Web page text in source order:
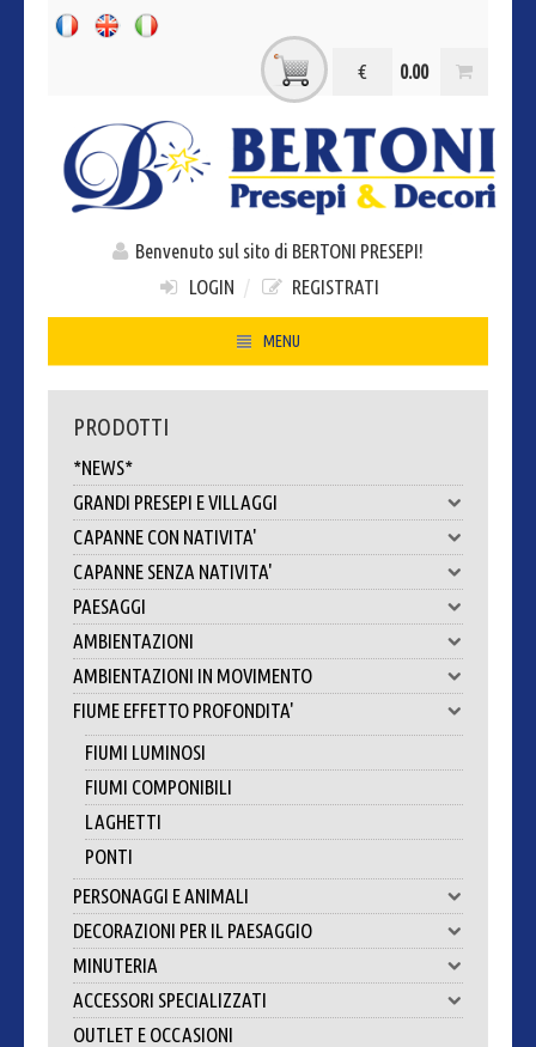
0.00
€
Benvenuto sul sito di BERTONI PRESEPI!
LOGIN / REGISTRATI
MENU
HOME
DOVE SIAMO
PRODOTTI
*NEWS*
GRANDI PRESEPI E VILLAGGI
CAPANNE CON NATIVITA'
CAPANNE SENZA NATIVITA'
PAESAGGI
AMBIENTAZIONI
AMBIENTAZIONI IN MOVIMENTO
FIUME EFFETTO PROFONDITA'
FIUMI LUMINOSI
FIUMI COMPONIBILI
LAGHETTI
PONTI
PERSONAGGI E ANIMALI
DECORAZIONI PER IL PAESAGGIO
MINUTERIA
ACCESSORI SPECIALIZZATI
OUTLET E OCCASIONI